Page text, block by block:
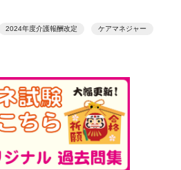
2024年度介護報酬改定 ケアマネジャー